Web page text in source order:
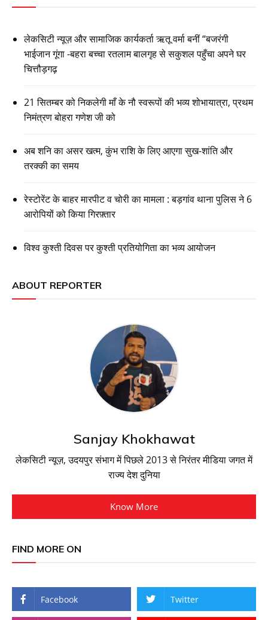
लेकसिटी न्यूज़ और सामाजिक कार्यकर्ता ऋतू वर्मा बनीं “बजरंगी
भाईजान गूंगा -बहरा बच्चा रतलाम बालगृह से सकुशल पहुँचा अपने घर
चित्तौड़गढ़
21 सितम्बर को निकलेगी माँ के नौ स्वरूपों की भव्य शोभायात्रा, प्रथम
निमंत्रण बोहरा गणेश जी को
अब शनि का असर खत्म, कुंभ राशि के लिए आएगा सुख-शांति और
तरक्की का समय
रेस्टोरेंट के बाहर मारपीट व चोरी का मामला : बड़गांव थाना पुलिस ने 6
आरोपियों को किया गिरफ़्तार
विश्व कुश्ती दिवस पर कुश्ती प्रतियोगिता का भव्य आयोजन
ABOUT REPORTER
Sanjay Khokhawat
लेकसिटी न्यूज़, उदयपुर संभाग में पिछले 2013 से निरंतर मीडिया जगत में
राज्य देश दुनिया
Know More
FIND MORE ON
Facebook Twitter